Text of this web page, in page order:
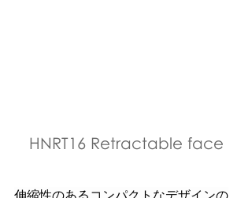
HNRT16 Retractable face
伸縮性のあるコンパクトなデザインの